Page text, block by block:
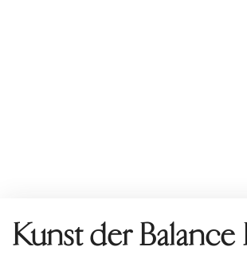
Kunst der Balance